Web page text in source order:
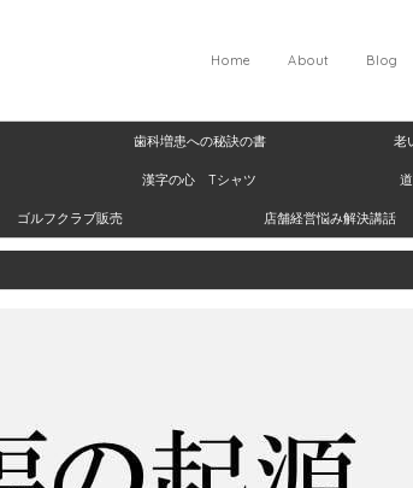
Blog
About
Home
歯科増患への秘訣の書 老
漢字の心 Tシャツ
ゴルフクラブ販売 店舗経営悩み解決講話